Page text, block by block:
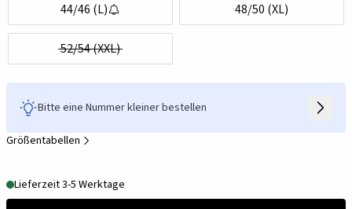
44/46 (L) 48/50 (XL)
52/54 (XXL)
Bitte eine Nummer kleiner bestellen
Größentabellen
Lieferzeit 3-5 Werktage